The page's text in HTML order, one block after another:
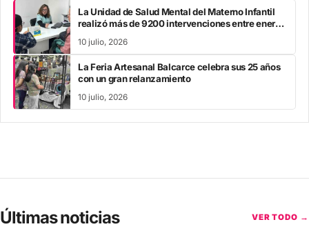
La Unidad de Salud Mental del Materno Infantil
realizó más de 9200 intervenciones entre enero
10 julio, 2026
La Feria Artesanal Balcarce celebra sus 25 años
con un gran relanzamiento
10 julio, 2026
Últimas noticias VER TODO →